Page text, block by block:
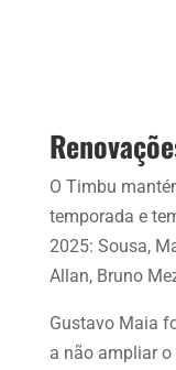
O Timbu
temporada e
2025: Sousa,
Allan, Bruno
Gustavo Maia
a não ampliar